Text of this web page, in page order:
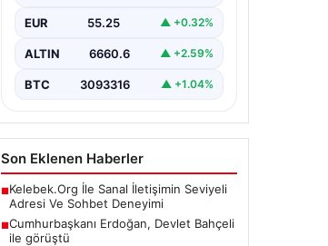
EUR 55.25 ▲ +0.32%
ALTIN 6660.6 ▲ +2.59%
BTC 3093316 ▲ +1.04%
Son Eklenen Haberler
■Kelebek.Org İle Sanal İletişimin Seviyeli
Adresi Ve Sohbet Deneyimi
■Cumhurbaşkanı Erdoğan, Devlet Bahçeli
ile görüştü